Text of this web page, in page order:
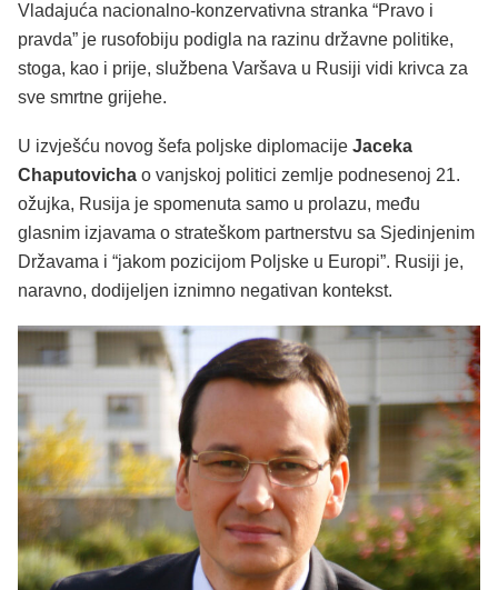
Vladajuća nacionalno-konzervativna stranka “Pravo i
pravda” je rusofobiju podigla na razinu državne politike,
stoga, kao i prije, službena Varšava u Rusiji vidi krivca za
sve smrtne grijehe.
U izvješću novog šefa poljske diplomacije Jaceka
Chaputovicha o vanjskoj politici zemlje podnesenoj 21.
ožujka, Rusija je spomenuta samo u prolazu, među
glasnim izjavama o strateškom partnerstvu sa Sjedinjenim
Državama i “jakom pozicijom Poljske u Europi”. Rusiji je,
naravno, dodijeljen iznimno negativan kontekst.